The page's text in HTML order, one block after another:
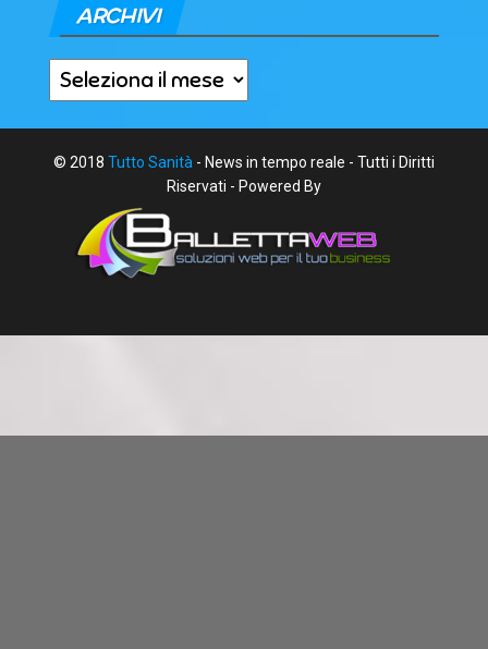
ARCHIVI
Archivi
© 2018 Tutto Sanità - News in tempo reale - Tutti i Diritti
Riservati - Powered By